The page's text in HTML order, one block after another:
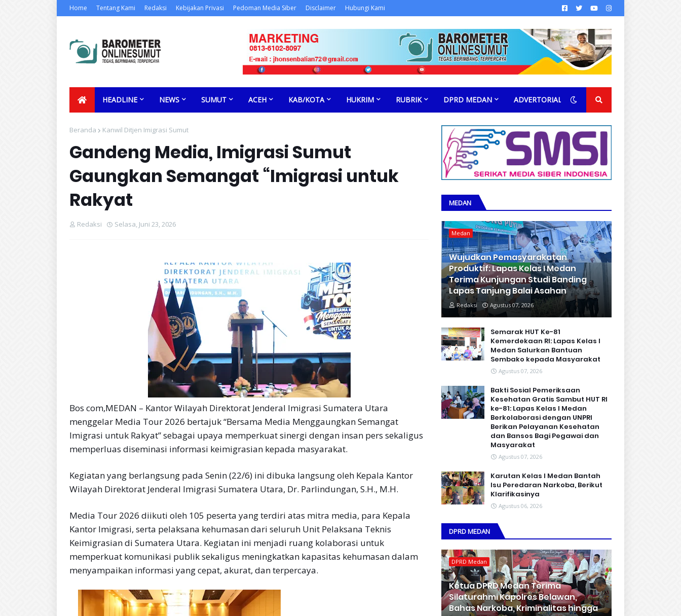
Home Tentang Kami Redaksi Kebijakan Privasi Pedoman Media Siber Disclaimer Hubungi Kami
HEADLINE NEWS SUMUT ACEH KAB/KOTA HUKRIM RUBRIK DPRD MEDAN ADVERTORIAL
Beranda Kanwil Ditjen Imigrasi Sumut
Gandeng Media, Imigrasi Sumut
Gaungkan Semangat “Imigrasi untuk
Rakyat
Redaksi Selasa, Juni 23, 2026
Bos com,MEDAN – Kantor Wilayah Direktorat Jenderal Imigrasi Sumatera Utara
menggelar Media Tour 2026 bertajuk “Bersama Media Menggaungkan Semangat
Imigrasi untuk Rakyat” sebagai upaya memperkuat sinergi dengan insan pers sekaligus
memperluas diseminasi informasi keimigrasian kepada masyarakat.
Kegiatan yang berlangsung pada Senin (22/6) ini dibuka langsung oleh Kepala Kantor
Wilayah Direktorat Jenderal Imigrasi Sumatera Utara, Dr. Parlindungan, S.H., M.H.
Media Tour 2026 diikuti oleh 105 peserta yang terdiri atas mitra media, para Kepala
Kantor Imigrasi, serta pelaksana kehumasan dari seluruh Unit Pelaksana Teknis
Keimigrasian di Sumatera Utara. Kegiatan ini menjadi ruang kolaborasi untuk
memperkuat komunikasi publik sekaligus meningkatkan kapasitas kehumasan dalam
menyampaikan informasi yang cepat, akurat, dan terpercaya.
MEDAN
Medan
Wujudkan Pemasyarakatan
Produktif: Lapas Kelas I Medan
Terima Kunjungan Studi Banding
Lapas Tanjung Balai Asahan
Redaksi Agustus 07, 2026
Semarak HUT Ke-81
Kemerdekaan RI: Lapas Kelas I
Medan Salurkan Bantuan
Sembako kepada Masyarakat
Agustus 07, 2026
Bakti Sosial Pemeriksaan
Kesehatan Gratis Sambut HUT RI
ke-81: Lapas Kelas I Medan
Berkolaborasi dengan UNPRI
Berikan Pelayanan Kesehatan
dan Bansos Bagi Pegawai dan
Masyarakat
Agustus 07, 2026
Karutan Kelas I Medan Bantah
Isu Peredaran Narkoba, Berikut
Klarifikasinya
Agustus 06, 2026
DPRD MEDAN
DPRD Medan
Ketua DPRD Medan Terima
Silaturahmi Kapolres Belawan,
Bahas Narkoba, Kriminalitas hingga